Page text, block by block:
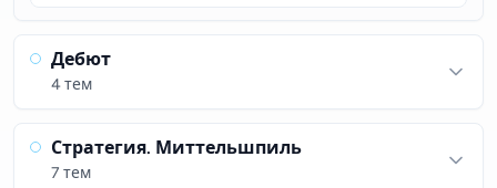
Дебют
4 тем
Стратегия. Миттельшпиль
7 тем